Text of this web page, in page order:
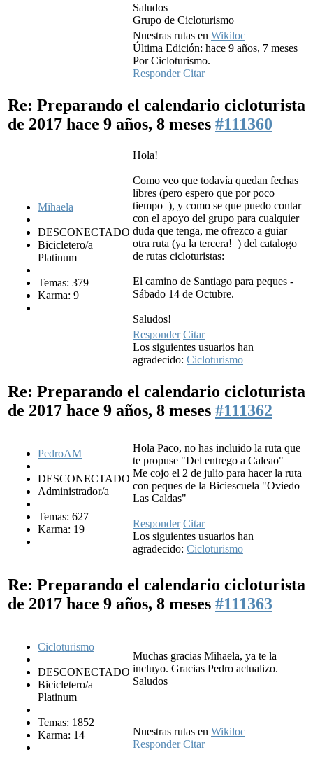
Saludos
Grupo de Cicloturismo
Nuestras rutas en Wikiloc
Última Edición: hace 9 años, 7 meses
Por Cicloturismo.
Responder Citar
Re: Preparando el calendario cicloturista
de 2017 hace 9 años, 8 meses #111360
Mihaela
DESCONECTADO
Bicicletero/a
Platinum
Temas: 379
Karma: 9
Hola!
Como veo que todavía quedan fechas
libres (pero espero que por poco
tiempo ), y como se que puedo contar
con el apoyo del grupo para cualquier
duda que tenga, me ofrezco a guiar
otra ruta (ya la tercera! ) del catalogo
de rutas cicloturistas:
El camino de Santiago para peques -
Sábado 14 de Octubre.
Saludos!
Responder Citar
Los siguientes usuarios han
agradecido: Cicloturismo
Re: Preparando el calendario cicloturista
de 2017 hace 9 años, 8 meses #111362
PedroAM
DESCONECTADO
Administrador/a
Temas: 627
Karma: 19
Hola Paco, no has incluido la ruta que
te propuse "Del entrego a Caleao"
Me cojo el 2 de julio para hacer la ruta
con peques de la Biciescuela "Oviedo
Las Caldas"
Responder Citar
Los siguientes usuarios han
agradecido: Cicloturismo
Re: Preparando el calendario cicloturista
de 2017 hace 9 años, 8 meses #111363
Cicloturismo
DESCONECTADO
Bicicletero/a
Platinum
Temas: 1852
Karma: 14
Muchas gracias Mihaela, ya te la
incluyo. Gracias Pedro actualizo.
Saludos
Nuestras rutas en Wikiloc
Responder Citar